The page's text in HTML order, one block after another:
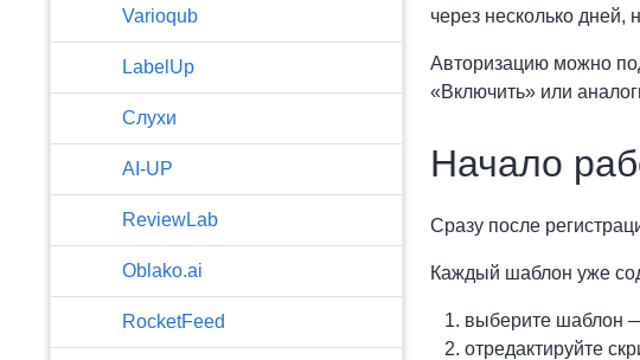
Varioqub
LabelUp
Слухи
AI-UP
ReviewLab
Oblako.ai
RocketFeed
через несколько дней,
Авторизацию можно
«Включить» или
Начало
Сразу после
Каждый шаблон уже
выберите шаблон
отредактируйте